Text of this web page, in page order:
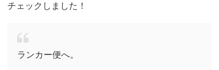
チェックしました！
ランカー便へ。